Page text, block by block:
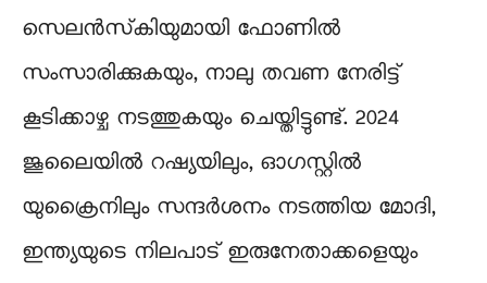
സെലൻസ്‌കിയുമായി ഫോണിൽ
സംസാരിക്കുകയും, നാലു തവണ നേരിട്ട്
കൂടിക്കാഴ്ച നടത്തുകയും ചെയ്തിട്ടുണ്ട്. 2024
ജൂലൈയിൽ റഷ്യയിലും, ഓഗസ്റ്റിൽ
യുക്രൈനിലും സന്ദർശനം നടത്തിയ മോദി,
ഇന്ത്യയുടെ നിലപാട് ഇരുനേതാക്കളെയും